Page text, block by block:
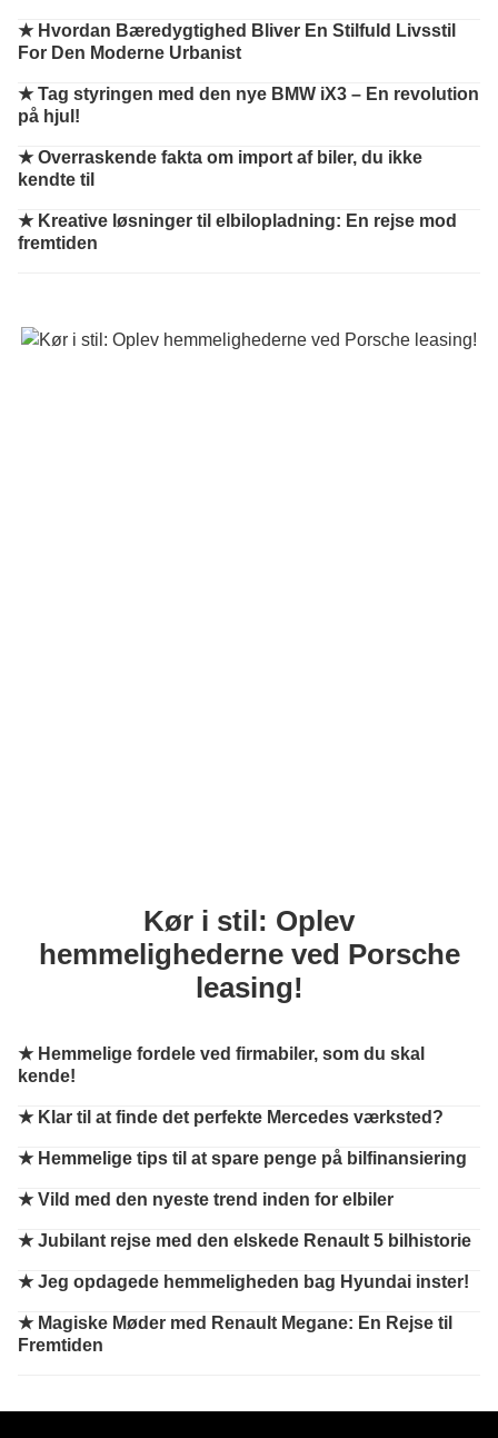
★ Hvordan Bæredygtighed Bliver En Stilfuld Livsstil
For Den Moderne Urbanist
★Tag styringen med den nye BMW iX3 – En revolution
på hjul!
★Overraskende fakta om import af biler, du ikke
kendte til
★ Kreative løsninger til elbilopladning: En rejse mod
fremtiden
Kør i stil: Oplev
hemmelighederne ved Porsche
leasing!
★ Hemmelige fordele ved firmabiler, som du skal
kende!
★ Klar til at finde det perfekte Mercedes værksted?
★ Hemmelige tips til at spare penge på bilfinansiering
★Vild med den nyeste trend inden for elbiler
★Jubilant rejse med den elskede Renault 5 bilhistorie
★Jeg opdagede hemmeligheden bag Hyundai inster!
★ Magiske Møder med Renault Megane: En Rejse til
Fremtiden